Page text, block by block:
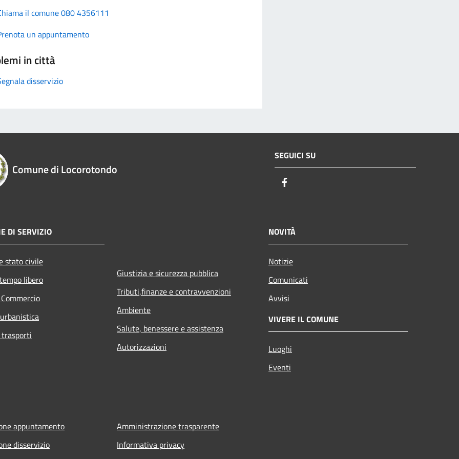
il comune 080 4356111
un appuntamento
in città
disservizio
Comune di Locorotondo
SEGUICI SU
DI SERVIZIO
stato civile
libero
Giustizia e sicurezza pubblica
Tributi,finanze e contravvenzioni
Ambiente
Salute, benessere e assistenza
Autorizzazioni
NOVITÀ
Notizie
Comunicati
Avvisi
VIVERE IL COMUNE
Luoghi
Eventi
appuntamento
disservizio
Amministrazione trasparente
Informativa privacy